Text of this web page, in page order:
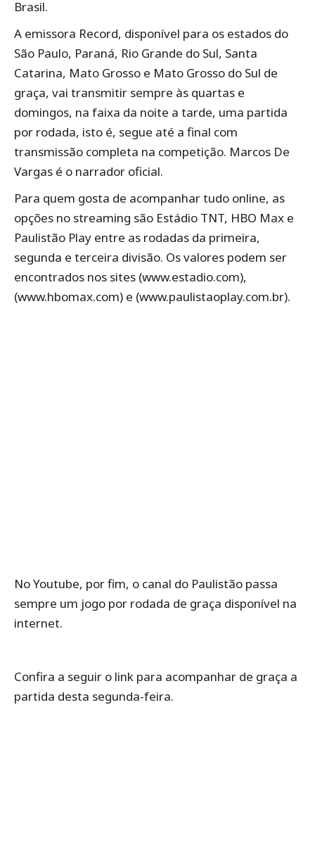
Brasil.
A emissora Record, disponível para os estados do
São Paulo, Paraná, Rio Grande do Sul, Santa
Catarina, Mato Grosso e Mato Grosso do Sul de
graça, vai transmitir sempre às quartas e
domingos, na faixa da noite a tarde, uma partida
por rodada, isto é, segue até a final com
transmissão completa na competição. Marcos De
Vargas é o narrador oficial.
Para quem gosta de acompanhar tudo online, as
opções no streaming são Estádio TNT, HBO Max e
Paulistão Play entre as rodadas da primeira,
segunda e terceira divisão. Os valores podem ser
encontrados nos sites (www.estadio.com),
(www.hbomax.com) e (www.paulistaoplay.com.br).
No Youtube, por fim, o canal do Paulistão passa
sempre um jogo por rodada de graça disponível na
internet.
Confira a seguir o link para acompanhar de graça a
partida desta segunda-feira.